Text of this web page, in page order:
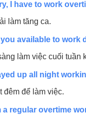
I have to work
làm tăng ca.
you available to work
làm việc cuối tuần
up all night
đêm để làm việc.
a regular overtime